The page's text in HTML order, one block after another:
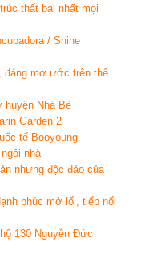
thất bại nhất mọi
/ Shine
đáng mơ ước trên thế
huyện Nhà Bè
Garden 2
tế Booyoung
nhà
nhưng độc đáo của
phúc mở lối, tiếp nối
130 Nguyễn Đức